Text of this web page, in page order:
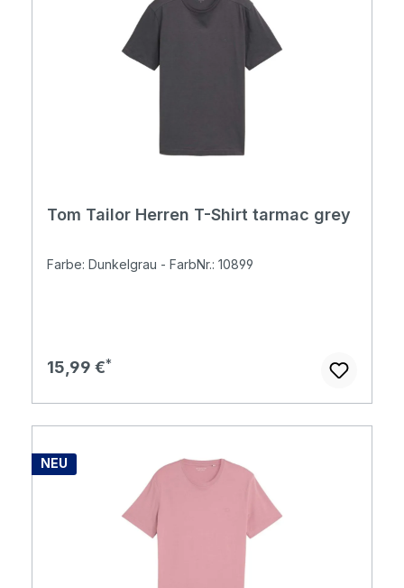
Tom Tailor Herren T-Shirt tarmac grey
Farbe: Dunkelgrau - FarbNr.: 10899
Regulärer Preis:
15,99 €
NEU